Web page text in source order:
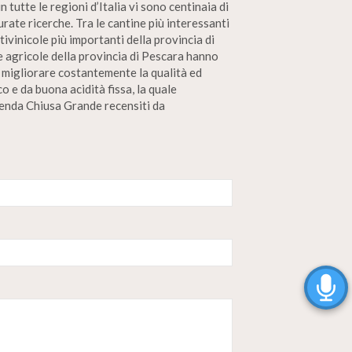
tutte le regioni d’Italia vi sono centinaia di
ricerche. Tra le cantine più interessanti
più importanti della provincia di
della provincia di Pescara hanno
costantemente la qualità ed
e da buona acidità fissa, la quale
Chiusa Grande recensiti da